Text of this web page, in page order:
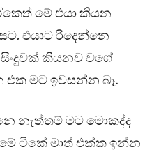
මේ එයා කියන
එයාට රිදෙන්නෙ
කියනව වගේ
මට ඉවසන්න බෑ.
නැත්තම් මට මොකද්ද
ටිකේ මාත් එක්ක ඉන්න